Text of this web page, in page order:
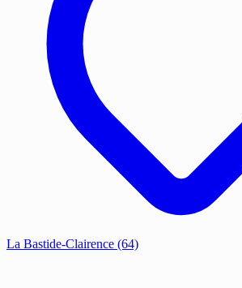
La Bastide-Clairence (64)